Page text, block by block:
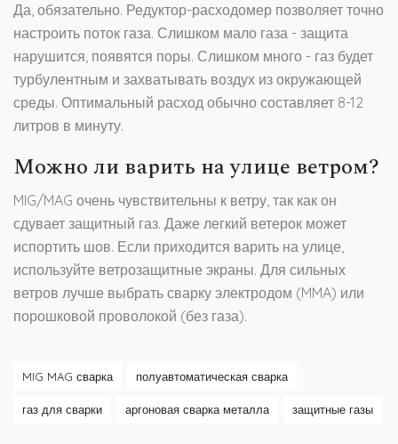
Да, обязательно. Редуктор-расходомер позволяет точно
настроить поток газа. Слишком мало газа - защита
нарушится, появятся поры. Слишком много - газ будет
турбулентным и захватывать воздух из окружающей
среды. Оптимальный расход обычно составляет 8-12
литров в минуту.
Можно ли варить на улице ветром?
MIG/MAG очень чувствительны к ветру, так как он
сдувает защитный газ. Даже легкий ветерок может
испортить шов. Если приходится варить на улице,
используйте ветрозащитные экраны. Для сильных
ветров лучше выбрать сварку электродом (MMA) или
порошковой проволокой (без газа).
MIG MAG сварка полуавтоматическая сварка
газ для сварки аргоновая сварка металла защитные газы